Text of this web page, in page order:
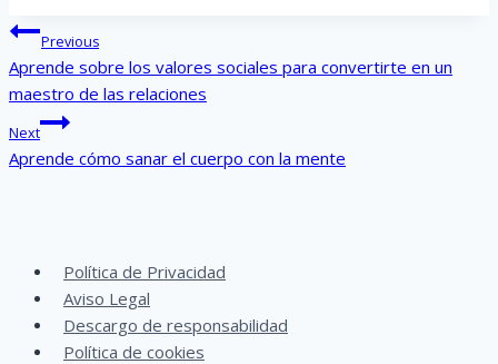
Post
navigation
Previous
Aprende sobre los valores sociales para convertirte en un
maestro de las relaciones
Next
Aprende cómo sanar el cuerpo con la mente
Política de Privacidad
Aviso Legal
Descargo de responsabilidad
Política de cookies